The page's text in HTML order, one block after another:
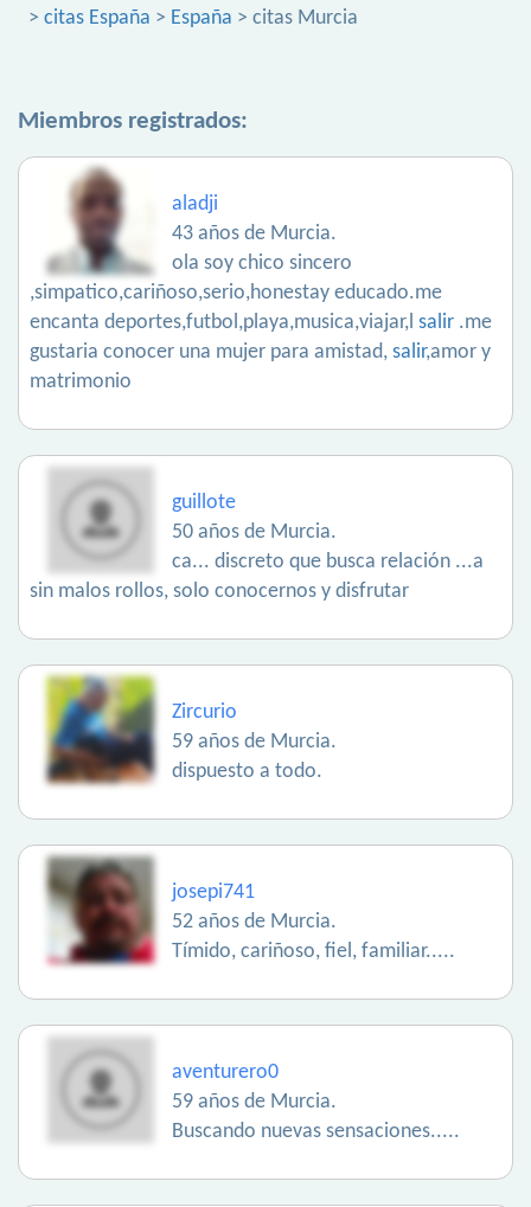
> citas España > España > citas Murcia
Miembros registrados:
aladji
43 años de Murcia.
ola soy chico sincero
,simpatico,cariñoso,serio,honestay educado.me
encanta deportes,futbol,playa,musica,viajar,l salir .me
gustaria conocer una mujer para amistad, salir,amor y
matrimonio
guillote
50 años de Murcia.
ca... discreto que busca relación ...a
sin malos rollos, solo conocernos y disfrutar
Zircurio
59 años de Murcia.
dispuesto a todo.
josepi741
52 años de Murcia.
Tímido, cariñoso, fiel, familiar.....
aventurero0
59 años de Murcia.
Buscando nuevas sensaciones.....